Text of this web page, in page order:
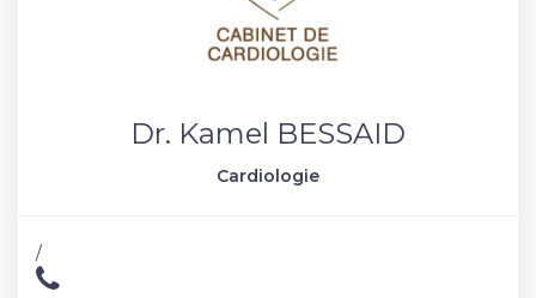
Dr. Kamel BESSAID
Cardiologie
/